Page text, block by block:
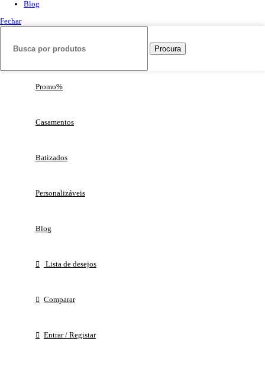
Blog
Fechar
Procura
Promo%
Casamentos
Batizados
Personalizáveis
Blog
Lista de desejos
Comparar
Entrar / Registar